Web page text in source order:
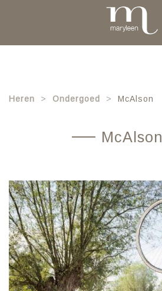
content
Heren Ondergoed McAlson
McAlson